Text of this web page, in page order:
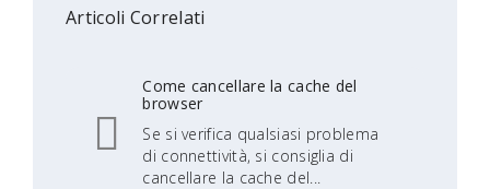
Articoli Correlati
Come cancellare la cache del
browser
Se si verifica qualsiasi problema
di connettività, si consiglia di
cancellare la cache del...